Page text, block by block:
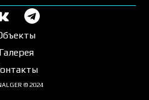
Галерея
© 2024